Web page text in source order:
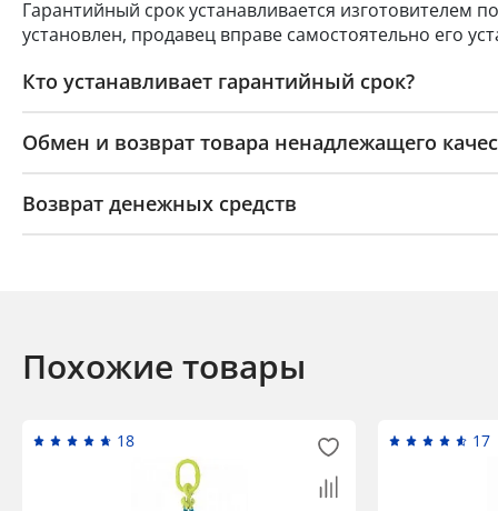
Гарантийный срок устанавливается изготовителем
установлен, продавец вправе самостоятельно его
Кто устанавливает гарантийный срок?
Обмен и возврат товара ненадлежащего
Возврат денежных средств
Похожие товары
18 17